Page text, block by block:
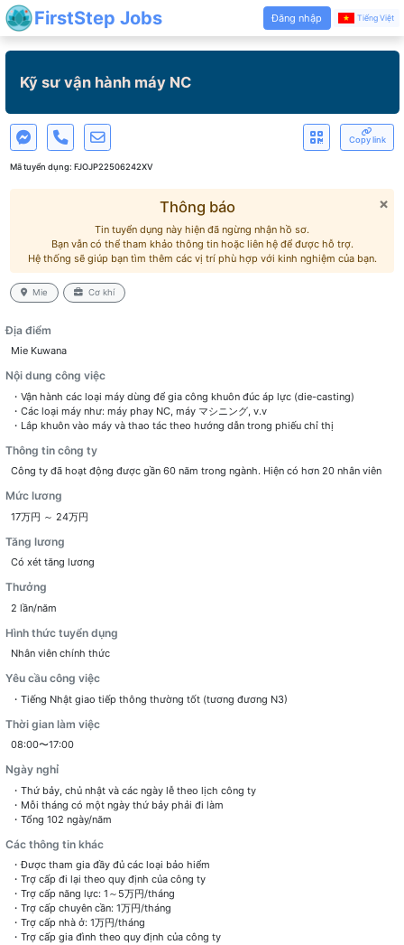
FirstStep Jobs Đăng nhập Tiếng Việt
Kỹ sư vận hành máy NC
Copy link
Mã tuyển dụng: FJOJP22506242XV
×
Thông báo
Tin tuyển dụng này hiện đã ngừng nhận hồ sơ.
Bạn vẫn có thể tham khảo thông tin hoặc liên hệ để được hỗ trợ.
Hệ thống sẽ giúp bạn tìm thêm các vị trí phù hợp với kinh nghiệm của bạn.
Mie Cơ khí
Địa điểm
Mie Kuwana
Nội dung công việc
・Vận hành các loại máy dùng để gia công khuôn đúc áp lực (die-casting)
・Các loại máy như: máy phay NC, máy マシニング, v.v
・Lắp khuôn vào máy và thao tác theo hướng dẫn trong phiếu chỉ thị
Thông tin công ty
Công ty đã hoạt động được gần 60 năm trong ngành. Hiện có hơn 20 nhân viên
Mức lương
17万円 ～ 24万円
Tăng lương
Có xét tăng lương
Thưởng
2 lần/năm
Hình thức tuyển dụng
Nhân viên chính thức
Yêu cầu công việc
・Tiếng Nhật giao tiếp thông thường tốt (tương đương N3)
Thời gian làm việc
08:00〜17:00
Ngày nghỉ
・Thứ bảy, chủ nhật và các ngày lễ theo lịch công ty
・Mỗi tháng có một ngày thứ bảy phải đi làm
・Tổng 102 ngày/năm
Các thông tin khác
・Được tham gia đầy đủ các loại bảo hiểm
・Trợ cấp đi lại theo quy định của công ty
・Trợ cấp năng lực: 1～5万円/tháng
・Trợ cấp chuyên cần: 1万円/tháng
・Trợ cấp nhà ở: 1万円/tháng
・Trợ cấp gia đình theo quy định của công ty